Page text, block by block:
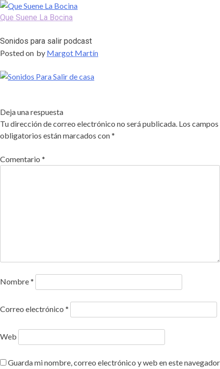
Skip
to
Que Suene La Bocina
Sonidos para salir podcast
Posted on by Margot Martín
Deja una respuesta
Tu dirección de correo electrónico no será publicada. Los campos
obligatorios están marcados con*
Comentario *
Nombre*
Correo electrónico *
Web
Guarda mi nombre, correo electrónico y web en este navegador